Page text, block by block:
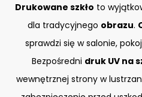
Drukowane szkło to
dla tradycyjnego obrazu.
sprawdzi się w salonie,
Bezpośredni druk UV na
wewnętrznej strony w